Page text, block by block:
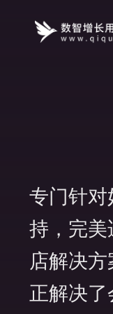
专门针
持，完
店解决
正解决